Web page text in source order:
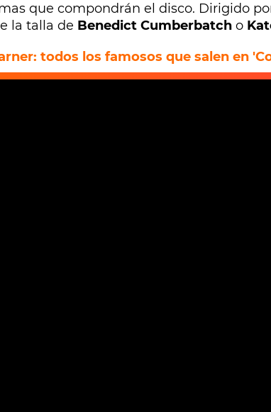
que compondrán el disco. Dirigido
la talla de Benedict Cumberbatch o
todos los famosos que salen en